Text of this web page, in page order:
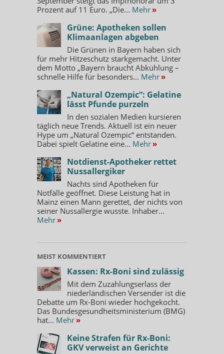
Prozent auf 11 Euro. „Die... Mehr »
Grüne: Apotheken sollen
Klimaanlagen abgeben
Die Grünen in Bayern haben sich
für mehr Hitzeschutz starkgemacht. Unter
dem Motto „Bayern braucht Abkühlung –
schnelle Hilfe für besonders... Mehr »
„Natural Ozempic“: Gelatine
lässt Pfunde purzeln
In den sozialen Medien kursieren
täglich neue Trends. Aktuell ist ein neuer
Hype um „Natural Ozempic“ entstanden.
Dabei spielt Gelatine eine... Mehr »
Notdienst-Apotheker rettet
Nussallergiker
Nachts sind Apotheken für
Notfälle geöffnet. Diese Leistung hat in
Mainz einen Mann gerettet, der nichts von
seiner Nussallergie wusste. Inhaber...
Mehr »
MEIST KOMMENTIERT
Kassen: Rx-Boni sind zulässig
Mit dem Zuzahlungserlass der
niederländischen Versender ist die
Debatte um Rx-Boni wieder hochgekocht.
Das Bundesgesundheitsministerium (BMG)
hat... Mehr »
Keine Strafen für Rx-Boni:
GKV verweist an Gerichte